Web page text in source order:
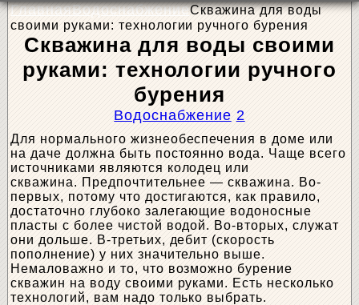
ГлавнаяВодоснабжениеСкважина для воды
своими руками: технологии ручного бурения
Скважина для воды своими
руками: технологии ручного
бурения
Водоснабжение 2
Для нормального жизнеобеспечения в доме или
на даче должна быть постоянно вода. Чаще всего
источниками являются колодец или
скважина. Предпочтительнее — скважина. Во-
первых, потому что достигаются, как правило,
достаточно глубоко залегающие водоносные
пласты с более чистой водой. Во-вторых, служат
они дольше. В-третьих, дебит (скорость
пополнение) у них значительно выше.
Немаловажно и то, что возможно бурение
скважин на воду своими руками. Есть несколько
технологий, вам надо только выбрать.